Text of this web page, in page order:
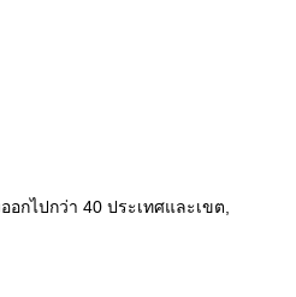
กไปกว่า 40 ประเทศและเขต,